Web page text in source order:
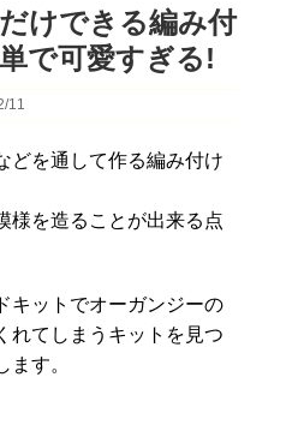
けできる編み付
で可愛すぎる!
11
どを通して作る編み付け
様を造ることが出来る点
キットでオーガンジーの
れてしまうキットを見つ
ます。